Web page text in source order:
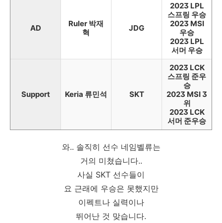
AD
Ruler 박재
혁
JDG
2023 LPL
스프링 우승
2023 MSI
우승
2023 LPL
서머 우승
Support Keria 류민석 SKT
2023 LCK
스프링 준우
승
2023 MSI 3
위
2023 LCK
서머 준우승
와.. 솔직히 선수 네임벨류는
거의 미쳤습니다..
사실 SKT 선수들이
요 근래에 우승은 못했지만
이펙트나 실력이나
뛰어난 것 맞습니다.